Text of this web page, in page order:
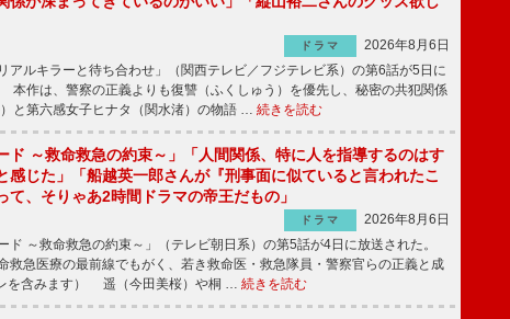
ドラマ
2026年8月6日
アルキラーと待ち合わせ」（関西テレビ／フジテレビ系）の第6話が5日に
作は、警察の正義よりも復讐（ふくしゅう）を優先し、秘密の共犯関係
と第六感女子ヒナタ（関水渚）の物語 … 続きを読む
ド ～救命救急の約束～」「人間関係、特に人を指導するのはす
感じた」「船越英一郎さんが『刑事面に似ていると言われたこ
て、そりゃあ2時間ドラマの帝王だもの」
ドラマ
2026年8月6日
ド ～救命救急の約束～」（テレビ朝日系）の第5話が4日に放送された。
救急医療の最前線でもがく、若き救命医・救急隊員・警察官らの正義と成
を含みます） 遥（今田美桜）や桐 … 続きを読む